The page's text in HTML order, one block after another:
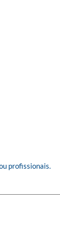
profissionais.